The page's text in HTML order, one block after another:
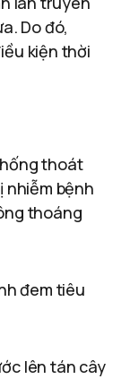
Do đó,
kiện thời
thoát
nhiễm bệnh
thoáng
đem tiêu
lên tán cây